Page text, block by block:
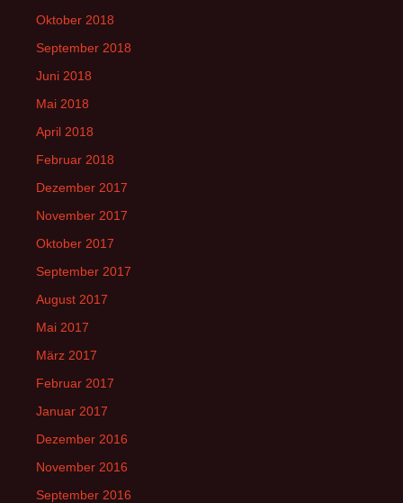
Oktober 2018
September 2018
Juni 2018
Mai 2018
April 2018
Februar 2018
Dezember 2017
November 2017
Oktober 2017
September 2017
August 2017
Mai 2017
März 2017
Februar 2017
Januar 2017
Dezember 2016
November 2016
September 2016